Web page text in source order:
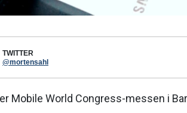
TWITTER
@mortensahl
Mobile World Congress-messen i